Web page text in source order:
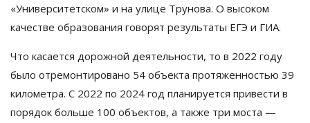
«Университетском» и на улице Трунова. О высоком
качестве образования говорят результаты ЕГЭ и ГИА.
Что касается дорожной деятельности, то в 2022 году
было отремонтировано 54 объекта протяженностью 39
километра. С 2022 по 2024 год планируется привести в
порядок больше 100 объектов, а также три моста —